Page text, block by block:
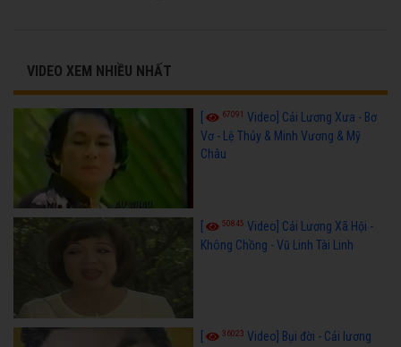
VIDEO XEM NHIỀU NHẤT
[ 67091 Video] Cải Lương Xưa - Bơ
Vơ - Lệ Thủy & Minh Vương & Mỹ
Châu
50845 Video] Cải Lương Xã Hội -
Không Chồng - Vũ Linh Tài Linh
36023 Video] Bụi đời - Cải lương